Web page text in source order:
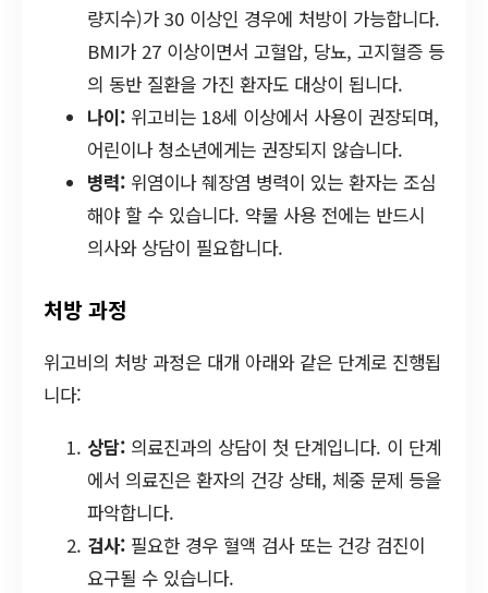
량지수)가 30 이상인 경우에 처방이 가능합니다.
BMI가 27 이상이면서 고혈압, 당뇨, 고지혈증 등
의 동반 질환을 가진 환자도 대상이 됩니다.
나이: 위고비는 18세 이상에서 사용이 권장되며,
어린이나 청소년에게는 권장되지 않습니다.
병력: 위염이나 췌장염 병력이 있는 환자는 조심
해야 할 수 있습니다. 약물 사용 전에는 반드시
의사와 상담이 필요합니다.
처방 과정
위고비의 처방 과정은 대개 아래와 같은 단계로 진행됩
니다:
상담: 의료진과의 상담이 첫 단계입니다. 이 단계
에서 의료진은 환자의 건강 상태, 체중 문제 등을
파악합니다.
검사: 필요한 경우 혈액 검사 또는 건강 검진이
요구될 수 있습니다.